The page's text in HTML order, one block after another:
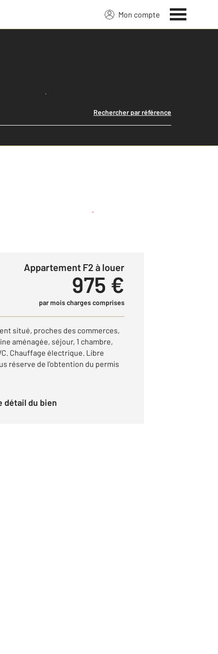
Mon compte
Lancer ma recherche
Rechercher par référence
Créer une alerte
Appartement F2 à louer
975 €
par mois charges comprises
situé, proches des commerces,
aménagée, séjour, 1 chambre,
Chauffage électrique. Libre
réserve de l'obtention du permis
détail du bien